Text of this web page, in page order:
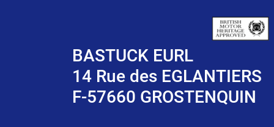
BASTUCK EURL
14 Rue des EGLANTIERS
F-57660 GROSTENQUIN